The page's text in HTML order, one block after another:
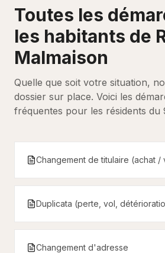
Toutes les
les habitants de
Malmaison
Quelle que soit votre situation,
dossier sur place. Voici les
fréquentes pour les résidents du
Changement de titulaire (achat /
Duplicata (perte, vol,
Changement d'adresse